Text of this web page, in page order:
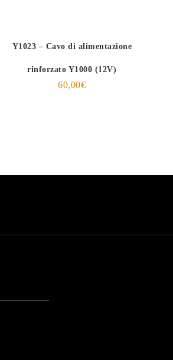
Y1023 – Cavo di alimentazione
rinforzato Y1000 (12V)
60,00€